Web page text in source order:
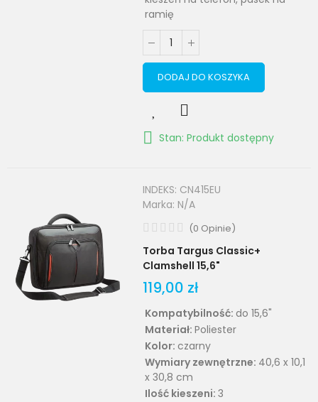
ramię
DODAJ DO KOSZYKA
Stan: Produkt dostępny
INDEKS: CN415EU
Marka: N/A
(0 Opinie)
Torba Targus Classic+
Clamshell 15,6"
119,00 zł
Kompatybilność: do 15,6"
Materiał:Poliester
Kolor: czarny
Wymiary zewnętrzne: 40,6 x 10,1
x 30,8 cm
Ilość kieszeni:3